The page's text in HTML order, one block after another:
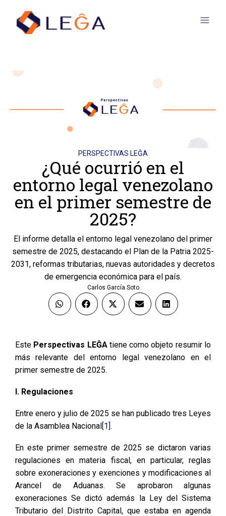
PERSPECTIVAS LEĜA
¿Qué ocurrió en el
entorno legal venezolano
en el primer semestre de
2025?
El informe detalla el entorno legal venezolano del primer
semestre de 2025, destacando el Plan de la Patria 2025-
2031, reformas tributarias, nuevas autoridades y decretos
de emergencia económica para el país.
Carlos García Soto
Este Perspectivas LEĜAtiene como objeto resumir lo
más relevante del entorno legal venezolano en el
primer semestre de 2025.
I. Regulaciones
Entre enero y julio de 2025 se han publicado tres Leyes
de la Asamblea Nacional[1].
En este primer semestre de 2025 se dictaron varias
regulaciones en materia fiscal, en particular, reglas
sobre exoneraciones y exenciones y modificaciones al
Arancel de Aduanas. Se aprobaron algunas
exoneraciones Se dictó además la Ley del Sistema
Tributario del Distrito Capital, que estaba en agenda